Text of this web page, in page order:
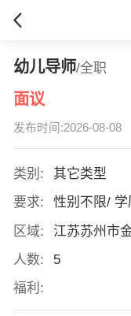
幼儿导师/全职
面议
发布时间:2026-08-08
类别:
其它类型
要求:
性别不限/
区域:
江苏苏州市
人数:
5
福利: